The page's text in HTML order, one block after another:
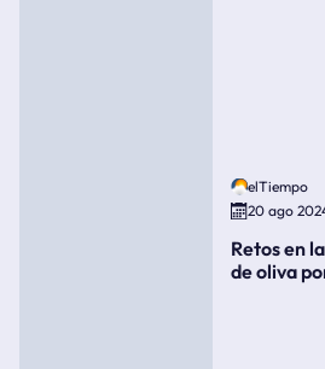
elTiempo
20 ago
Retos en
de oliva